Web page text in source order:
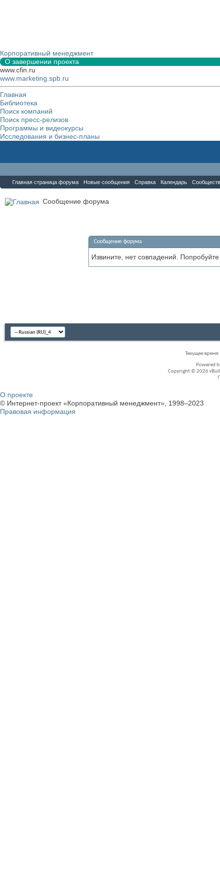
Корпоративный менеджмент
О завершении проекта
www.cfin.ru
www.marketing.spb.ru
Главная
Библиотека
Поиск компаний
Поиск пресс-релизов
Программы и видеокурсы
Исследования и бизнес-планы
Главная страница форума Новые сообщения Справка Календарь
Сообщение форума
Сообщение форума
Извините, нет совпадений.
Текущее время:
Powered
Copyright © 2026
О проекте
© Интернет-проект «Корпоративный менеджмент», 1998–2023
Правовая информация